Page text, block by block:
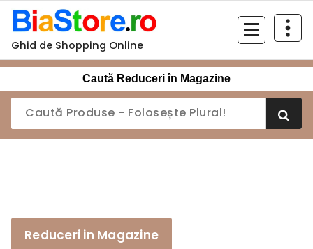
Sari
conținut
Ghid de Shopping Online
Caută Reduceri în Magazine
Reduceri in Magazine